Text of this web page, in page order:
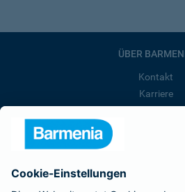
ÜBER
Kontakt
Karriere
Barmenia ist Teil der